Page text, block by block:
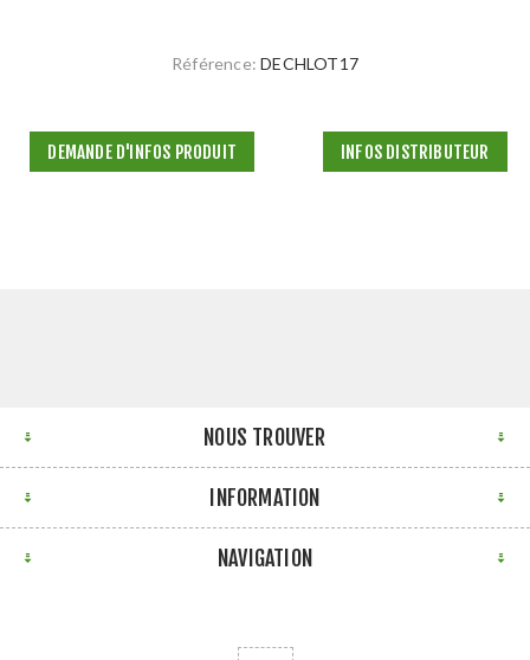
Référence: DECHLOT17
DEMANDE D'INFOS PRODUIT INFOS DISTRIBUTEUR
NOUS TROUVER
INFORMATION
NAVIGATION